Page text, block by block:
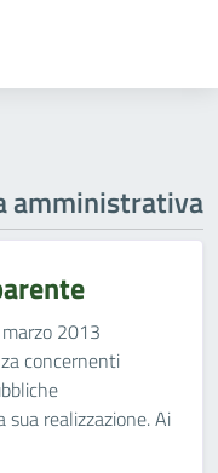
amministrativa
2013
concernenti
realizzazione. Ai